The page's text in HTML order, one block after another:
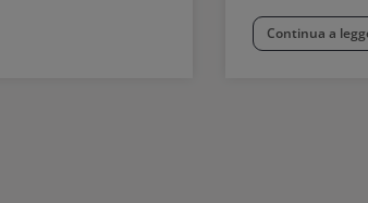
Continua a